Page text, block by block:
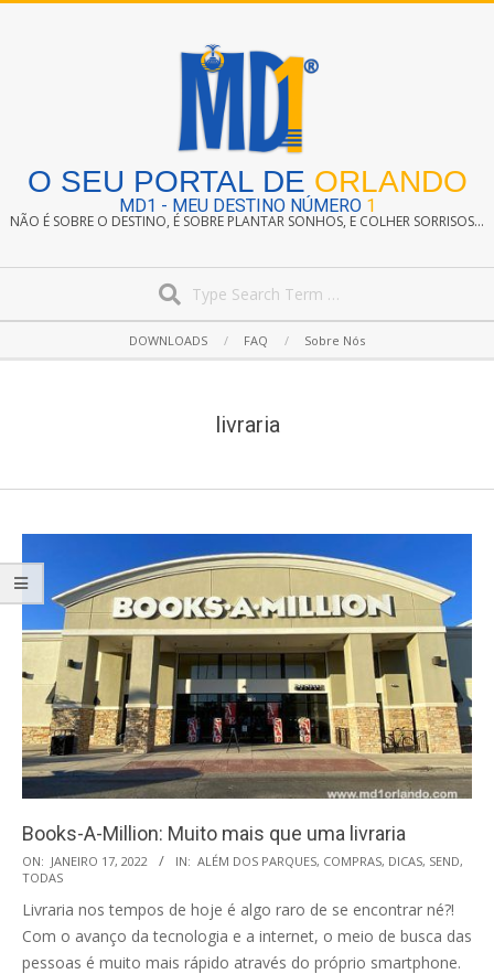
O SEU PORTAL DE ORLANDO
MD1 - MEU DESTINO NÚMERO 1
NÃO É SOBRE O DESTINO, É SOBRE PLANTAR SONHOS, E COLHER SORRISOS...
Navigation
DOWNLOADS FAQ Sobre Nós
livraria
Books-A-Million: Muito mais que uma livraria
2022-
01-
17
ON: JANEIRO 17, 2022 IN: ALÉM DOS PARQUES, COMPRAS, DICAS, SEND,
TODAS
Livraria nos tempos de hoje é algo raro de se encontrar né?!
Com o avanço da tecnologia e a internet, o meio de busca das
pessoas é muito mais rápido através do próprio smartphone.